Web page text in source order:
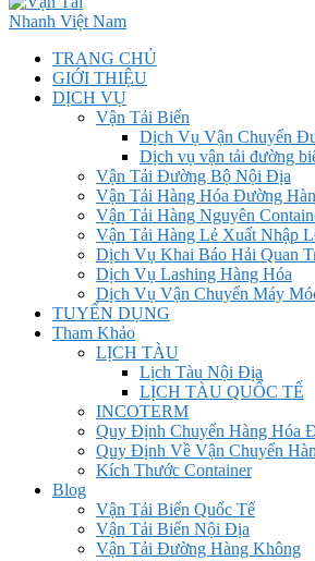
TRANG CHỦ
GIỚI THIỆU
DỊCH VỤ
Vận Tải Biển
Dịch Vụ Vận Chuyển
Dịch vụ vận tải đường
Vận Tải Đường Bộ Nội Địa
Vận Tải Hàng Hóa Đường
Vận Tải Hàng Nguyên
Vận Tải Hàng Lẻ Xuất Nhập
Dịch Vụ Khai Báo Hải Quan
Dịch Vụ Lashing Hàng Hóa
Dịch Vụ Vận Chuyển Máy
TUYỂN DỤNG
Tham Khảo
LỊCH TÀU
Lịch Tàu Nội Địa
LỊCH TÀU QUỐC TẾ
INCOTERM
Quy Định Chuyển Hàng Hóa
Quy Định Về Vận Chuyển
Kích Thước Container
Blog
Vận Tải Biển Quốc Tế
Vận Tải Biển Nội Địa
Vận Tải Đường Hàng Không